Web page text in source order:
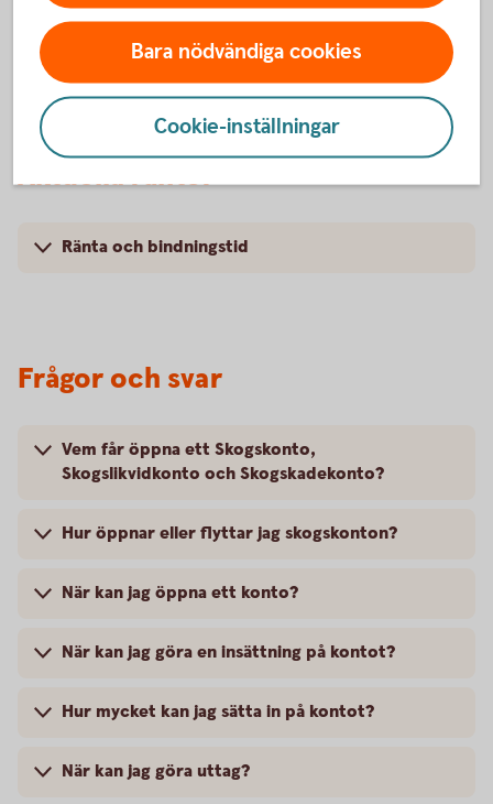
för samtliga in- och utbetalningar.
Företagskonto
Aktuella räntor
Ränta och bindningstid
Frågor och svar
Vem får öppna ett Skogskonto,
Skogslikvidkonto och Skogskadekonto?
Hur öppnar eller flyttar jag skogskonton?
När kan jag öppna ett konto?
När kan jag göra en insättning på kontot?
Hur mycket kan jag sätta in på kontot?
När kan jag göra uttag?
Bara nödvändiga cookies
Cookie-inställningar